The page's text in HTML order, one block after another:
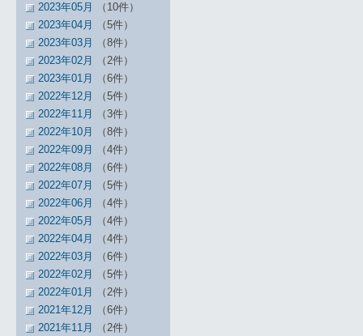
2023年05月
（10件）
2023年04月
（5件）
2023年03月
（8件）
2023年02月
（2件）
2023年01月
（6件）
2022年12月
（5件）
2022年11月
（3件）
2022年10月
（8件）
2022年09月
（4件）
2022年08月
（6件）
2022年07月
（5件）
2022年06月
（4件）
2022年05月
（4件）
2022年04月
（4件）
2022年03月
（6件）
2022年02月
（5件）
2022年01月
（2件）
2021年12月
（6件）
2021年11月
（2件）